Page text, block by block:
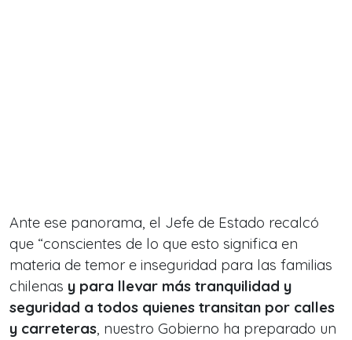
Ante ese panorama, el Jefe de Estado recalcó
que “conscientes de lo que esto significa en
materia de temor e inseguridad para las familias
chilenas y para llevar más tranquilidad y
seguridad a todos quienes transitan por calles
y carreteras, nuestro Gobierno ha preparado un